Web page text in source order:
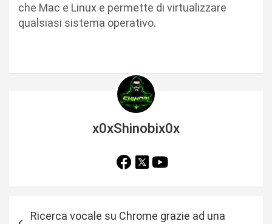
che Mac e Linux e permette di virtualizzare
qualsiasi sistema operativo.
x0xShinobix0x
Ricerca vocale su Chrome grazie ad una